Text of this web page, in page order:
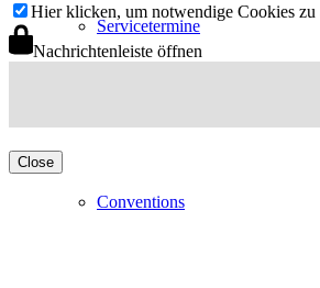
Servicetermine
Conventions
Hier klicken, um notwendige Cookies
Nachrichtenleiste öffnen
Close